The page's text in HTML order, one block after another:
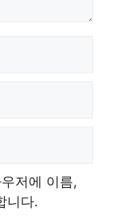
저에 이름,
니다.